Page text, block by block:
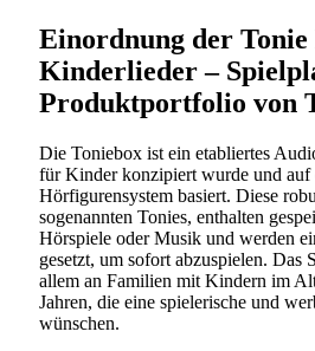
Einordnung der
Kinderlieder –
Produktportfolio von
Die Toniebox ist ein etabliertes
für Kinder konzipiert wurde und auf
Hörfigurensystem basiert. Diese
sogenannten Tonies, enthalten
Hörspiele oder Musik und werden
gesetzt, um sofort abzuspielen. Das
allem an Familien mit Kindern im
Jahren, die eine spielerische und
wünschen.